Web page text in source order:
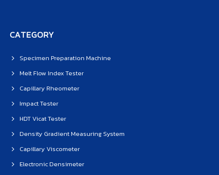
CATEGORY
Specimen Preparation Machine
Melt Flow Index Tester
Capillary Rheometer
Impact Tester
HDT Vicat Tester
Density Gradient Measuring System
Capillary Viscometer
Electronic Densimeter